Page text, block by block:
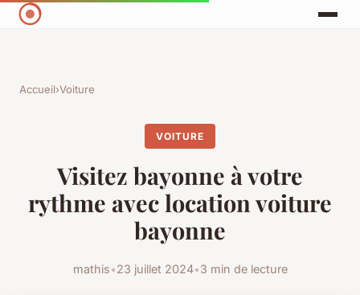
Accueil›Voiture
VOITURE
Visitez bayonne à votre
rythme avec location voiture
bayonne
mathis•23 juillet 2024•3 min de lecture